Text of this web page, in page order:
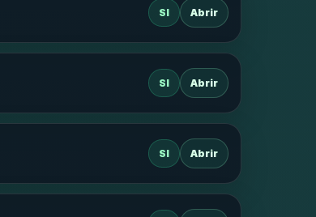
SI Abrir
SI Abrir
SI Abrir